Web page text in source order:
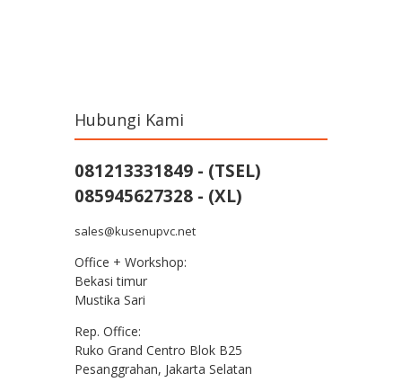
Hubungi Kami
081213331849 - (TSEL)
085945627328 - (XL)
sales@kusenupvc.net
Office + Workshop:
Bekasi timur
Mustika Sari
Rep. Office:
Ruko Grand Centro Blok B25
Pesanggrahan, Jakarta Selatan